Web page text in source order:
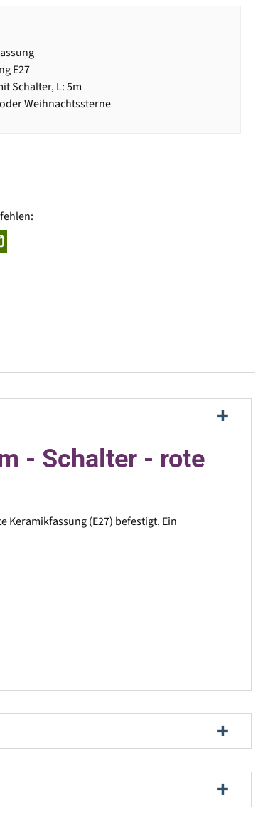
E27
Schalter, L: 5m
Weihnachtssterne
- Schalter - rote
Keramikfassung (E27) befestigt. Ein